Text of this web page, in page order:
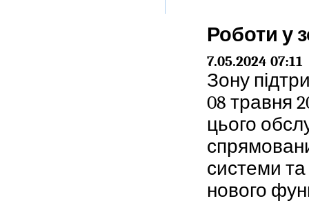
Роботи у
7.05.2024 07:11
Зону
08 травня
цього
системи
нового